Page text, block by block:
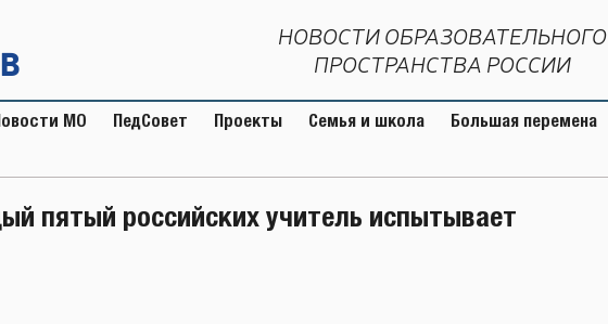
НОВОСТИ ОБРАЗОВАТЕЛЬНОГО
ПРОСТРАНСТВА РОССИИ
МО ПедСовет Проекты Семья и школа Большая перемена
пятый российских учитель испытывает